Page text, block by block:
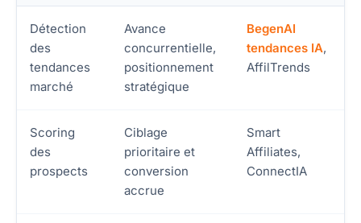
Détection
des
tendances
marché
Avance
concurrentielle,
positionnement
stratégique
BegenAI
tendances IA,
AffilTrends
Scoring
des
prospects
Ciblage
prioritaire et
conversion
accrue
Smart
Affiliates,
ConnectIA